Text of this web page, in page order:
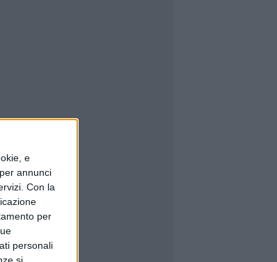
e
annunci
Con la
per
personali